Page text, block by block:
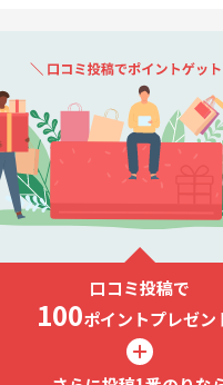
口コミ投稿で
100ポイントプレゼン